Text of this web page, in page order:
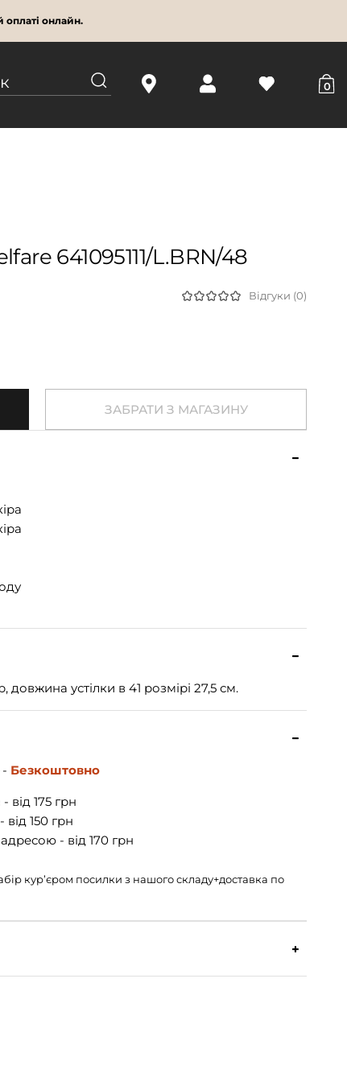
онлайн.
0
641095111/L.BRN/48
Відгуки (0)
ЗАБРАТИ З МАГАЗИНУ
устілки в 41 розмірі 27,5 см.
Безкоштовно
від 175 грн
150 грн
- від 170 грн
кур’єром посилки з нашого складу+доставка по